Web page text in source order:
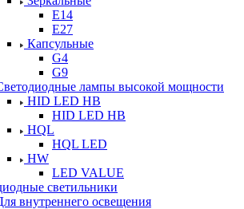
E14
E27
Капсульные
G4
G9
лампы высокой мощности
HID LED HB
HID LED HB
HQL
HQL LED
HW
LED VALUE
светильники
внутреннего освещения